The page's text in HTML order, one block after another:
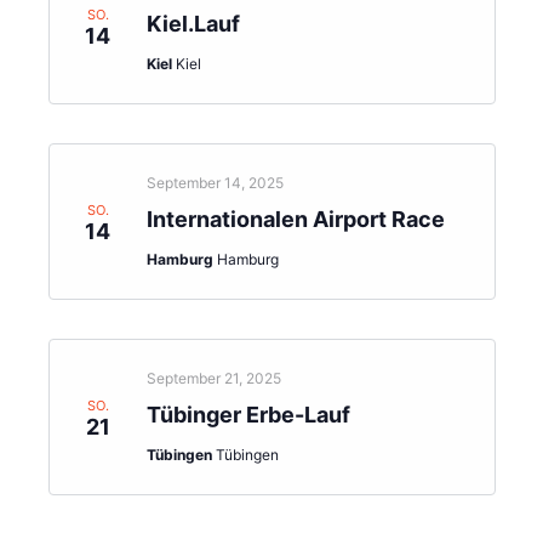
SO.
14 Kiel.Lauf
Kiel Kiel
SO.
14 Internationalen Airport Race
September 14, 2025
Hamburg Hamburg
SO.
21 Tübinger Erbe-Lauf
September 21, 2025
Tübingen Tübingen